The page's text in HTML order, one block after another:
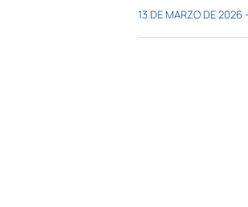
13 DE MARZO DE 2026